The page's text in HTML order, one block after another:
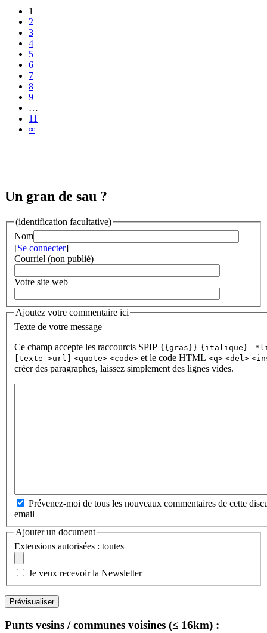
1
2
3
4
5
6
7
8
9
…
11
∞
Un gran de sau ?
(identification facultative)
Nom
[Se connecter]
Courriel (non publié)
Votre site web
Ajoutez votre commentaire ici
Texte de votre message
Ce champ accepte les raccourcis SPIP {{gras}} {italique} -
[texte->url]
<quote> <code> et le code HTML <q> <del>
créer des paragraphes, laissez simplement des lignes vides.
Prévenez-moi de tous les nouveaux commentaires de cette
email
Ajouter un document
Extensions autorisées : toutes
Je veux recevoir la Newsletter
Punts vesins / communes voisines (≤ 16km) :